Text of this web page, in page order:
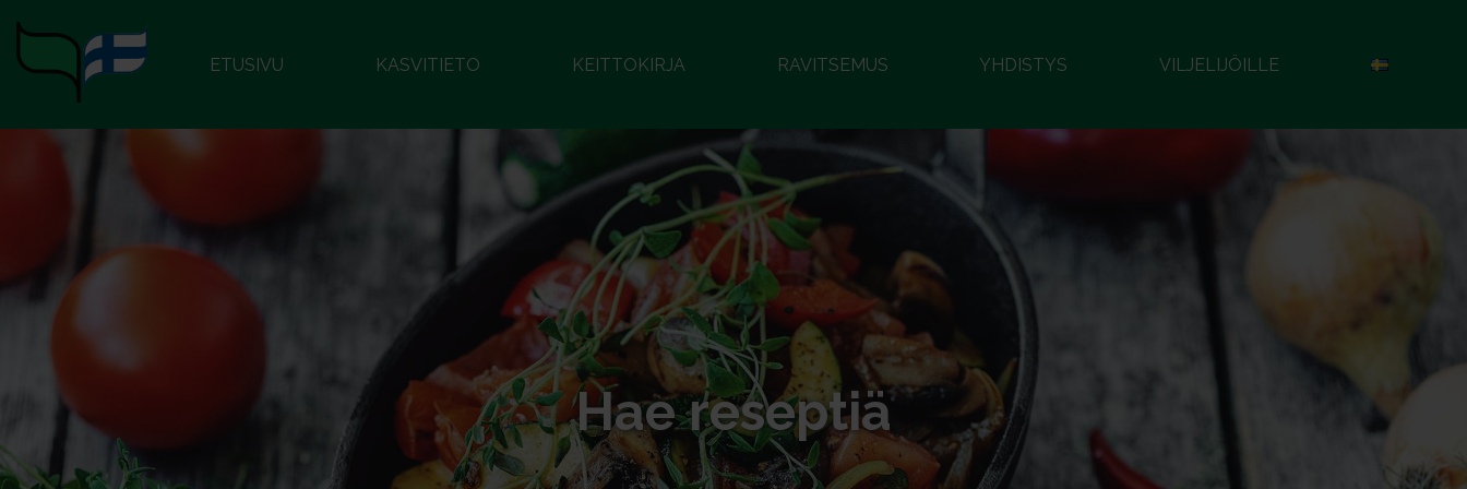
ETUSIVU KASVITIETO KEITTOKIRJA RAVITSEMUS YHDISTYS VILJELIJÖILLE
Hae reseptiä